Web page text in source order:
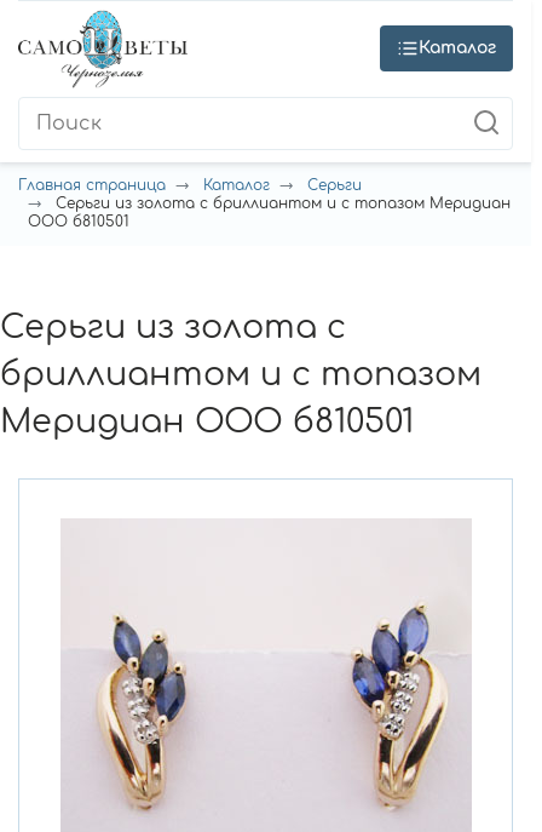
Каталог
Главная страница Каталог
Серьги
Серьги из золота с бриллиантом и с топазом Меридиан
ООО б810501
Серьги из золота с
бриллиантом и с топазом
Меридиан ООО б810501